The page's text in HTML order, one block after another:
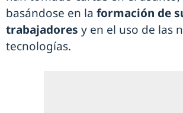
basándose en la formación de
trabajadores y en el uso de las
tecnologías.